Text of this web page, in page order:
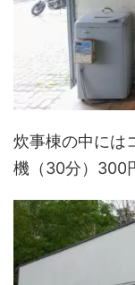
炊事棟の中には
機（30分）300